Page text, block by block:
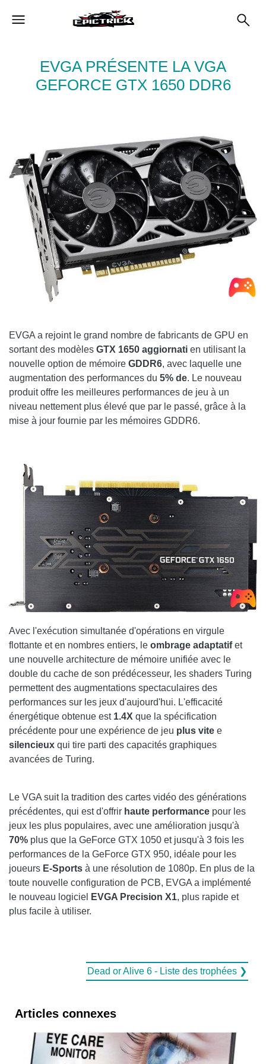
EVGA PRÉSENTE LA VGA
GEFORCE GTX 1650 DDR6
EVGA a rejoint le grand nombre de fabricants de GPU en
sortant des modèles GTX 1650 aggiornati en utilisant la
nouvelle option de mémoire GDDR6, avec laquelle une
augmentation des performances du 5% de. Le nouveau
produit offre les meilleures performances de jeu à un
niveau nettement plus élevé que par le passé, grâce à la
mise à jour fournie par les mémoires GDDR6.
Avec l'exécution simultanée d'opérations en virgule
flottante et en nombres entiers, le ombrage adaptatifet
une nouvelle architecture de mémoire unifiée avec le
double du cache de son prédécesseur, les shaders Turing
permettent des augmentations spectaculaires des
performances sur les jeux d'aujourd'hui. L'efficacité
énergétique obtenue est 1.4X que la spécification
précédente pour une expérience de jeu plus vite e
silencieux qui tire parti des capacités graphiques
avancées de Turing.
Le VGA suit la tradition des cartes vidéo des générations
précédentes, qui est d'offrir haute performance pour les
jeux les plus populaires, avec une amélioration jusqu'à
70% plus que la GeForce GTX 1050 et jusqu'à 3 fois les
performances de la GeForce GTX 950, idéale pour les
joueurs E-Sports à une résolution de 1080p. En plus de la
toute nouvelle configuration de PCB, EVGA a implémenté
le nouveau logiciel
EVGA Precision X1, plus rapide et
plus facile à utiliser.
Dead or Alive 6 - Liste des trophées ❯
Articles connexes